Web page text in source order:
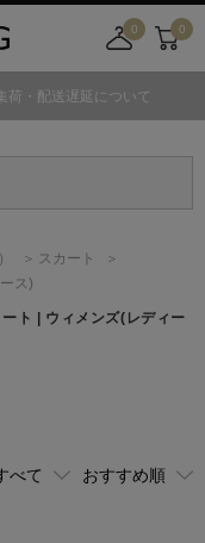
0
舗
カ
ト
0
荷・配送遅延について
スカート
ス)
ト | ウィメンズ(レディー